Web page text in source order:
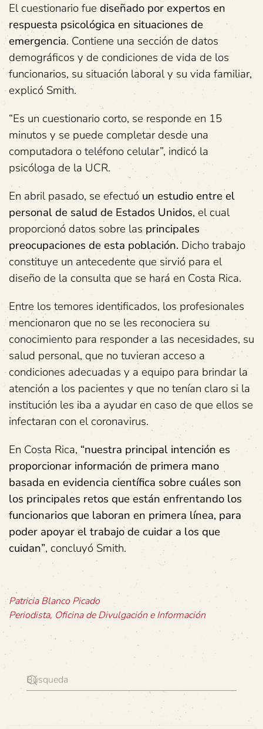
El cuestionario fue diseñado por expertos en
respuesta psicológica en situaciones de
emergencia. Contiene una sección de datos
demográficos y de condiciones de vida de los
funcionarios, su situación laboral y su vida familiar,
explicó Smith.
“Es un cuestionario corto, se responde en 15
minutos y se puede completar desde una
computadora o teléfono celular”, indicó la
psicóloga de la UCR.
En abril pasado, se efectuó un estudio entre el
personal de salud de Estados Unidos, el cual
proporcionó datos sobre las principales
preocupaciones de esta población. Dicho trabajo
constituye un antecedente que sirvió para el
diseño de la consulta que se hará en Costa Rica.
Entre los temores identificados, los profesionales
mencionaron que no se les reconociera su
conocimiento para responder a las necesidades, su
salud personal, que no tuvieran acceso a
condiciones adecuadas y a equipo para brindar la
atención a los pacientes y que no tenían claro si la
institución les iba a ayudar en caso de que ellos se
infectaran con el coronavirus.
En Costa Rica, “nuestra principal intención es
proporcionar información de primera mano
basada en evidencia científica sobre cuáles son
los principales retos que están enfrentando los
funcionarios que laboran en primera línea, para
poder apoyar el trabajo de cuidar a los que
cuidan”, concluyó Smith.
Patricia Blanco Picado
Periodista, Oficina de Divulgación e Información